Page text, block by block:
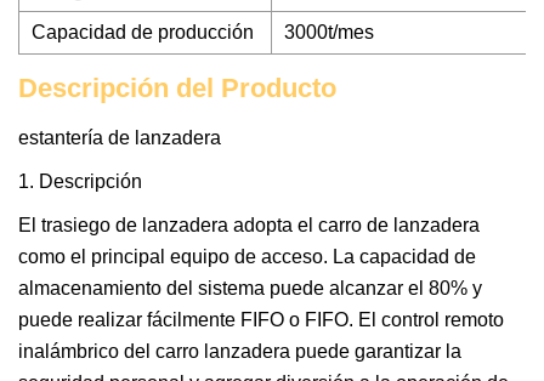
Capacidad de producción 3000t/mes
Descripción del Producto
estantería de lanzadera
1. Descripción
El trasiego de lanzadera adopta el carro de lanzadera
como el principal equipo de acceso. La capacidad de
almacenamiento del sistema puede alcanzar el 80% y
puede realizar fácilmente FIFO o FIFO. El control remoto
inalámbrico del carro lanzadera puede garantizar la